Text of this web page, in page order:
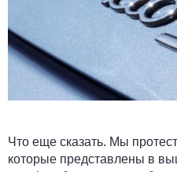
Что еще сказать. Мы
которые представлены в